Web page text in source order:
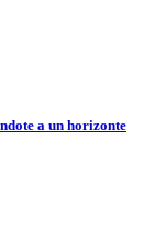
a un horizonte